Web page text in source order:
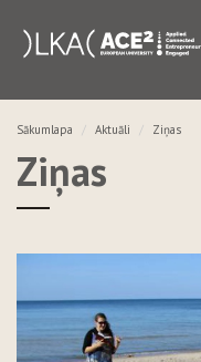
Sākumlapa Aktuāli Ziņas
Ziņas